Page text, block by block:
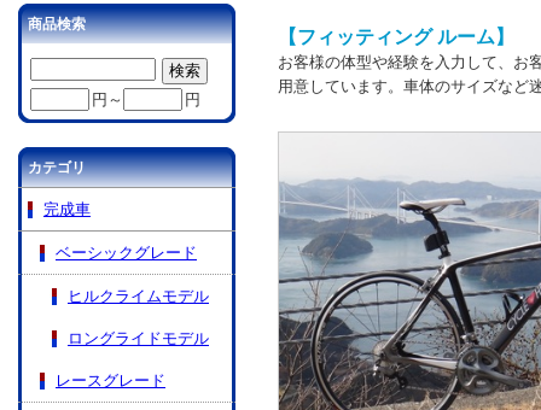
【フィッティング ルーム】
お客様の体型や経験を入力して、お
用意しています。車体のサイズなど
商品検索
円～ 円
カテゴリ
完成車
ベーシックグレード
ヒルクライムモデル
ロングライドモデル
レースグレード